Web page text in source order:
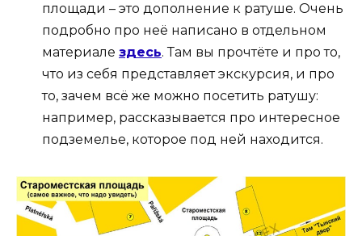
площади – это дополнение к ратуше. Очень
подробно про неё написано в отдельном
материале здесь. Там вы прочтёте и про то,
что из себя представляет экскурсия, и про
то, зачем всё же можно посетить ратушу:
например, рассказывается про интересное
подземелье, которое под ней находится.